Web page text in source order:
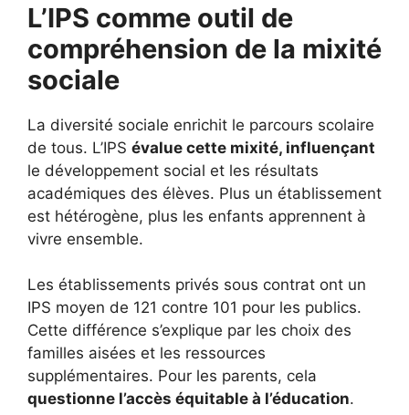
L’IPS comme outil de
compréhension de la mixité
sociale
La diversité sociale enrichit le parcours scolaire
de tous. L’IPS évalue cette mixité, influençant
le développement social et les résultats
académiques des élèves. Plus un établissement
est hétérogène, plus les enfants apprennent à
vivre ensemble.
Les établissements privés sous contrat ont un
IPS moyen de 121 contre 101 pour les publics.
Cette différence s’explique par les choix des
familles aisées et les ressources
supplémentaires. Pour les parents, cela
questionne l’accès équitable à l’éducation.